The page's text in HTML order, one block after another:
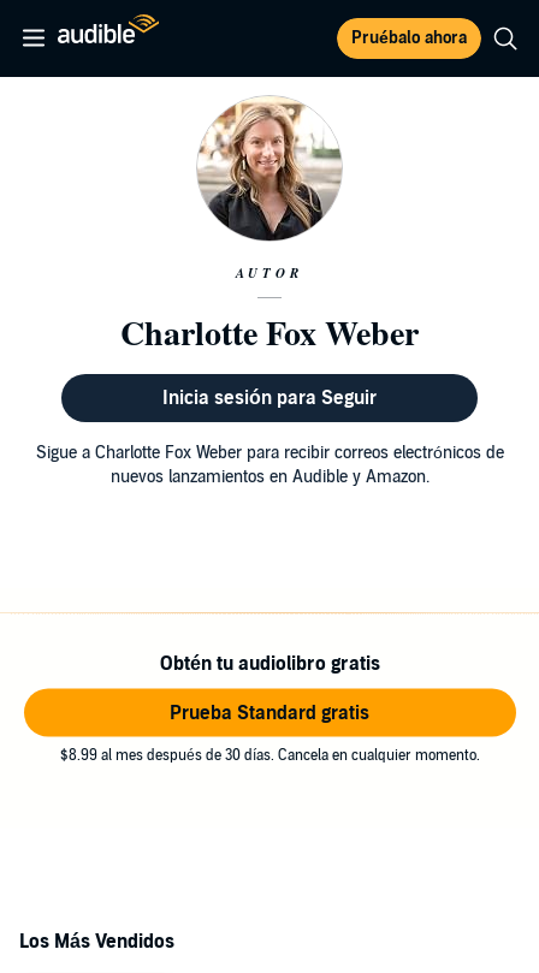
Pruébalo ahora
AUTOR
Charlotte Fox Weber
Inicia sesión para Seguir
Sigue a Charlotte Fox Weber para recibir correos electrónicos de
nuevos lanzamientos en Audible y Amazon.
Obtén tu audiolibro gratis
Prueba Standard gratis
$8.99 al mes después de 30 días. Cancela en cualquier momento.
Los Más Vendidos